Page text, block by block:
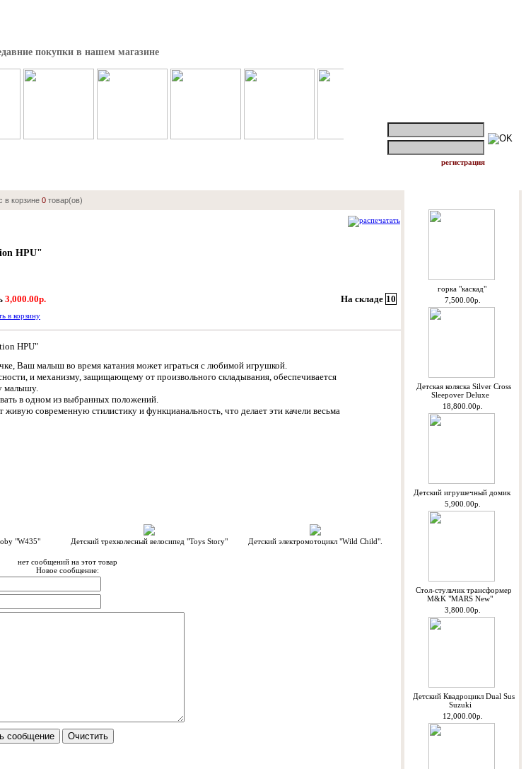
покупки в нашем магазине
регистрация
корзине 0товар(ов)
HPU"
3,000.00р. На складе 10
HPU"
Ваш малыш во время катания может играться с любимой игрушкой.
и механизму, защищающему от произвольного складывания, обеспечивается
малышу.
в одном из выбранных положений.
современную стилистику и функцианальность, что делает эти качели весьма
"W435" Детский трехколесный велосипед "Toys Story" Детский электромотоцикл "Wild Child".
нет сообщений на этот товар
Новое сообщение:
горкa "каскад"
7,500.00р.
Детская коляска Silver Cross
Sleepover Deluxe
18,800.00р.
Детский игрушечный домик
5,900.00р.
Стол-стульчик трансформер
M&K "MARS New"
3,800.00р.
Детский Квадроцикл Dual Sus
Suzuki
12,000.00р.